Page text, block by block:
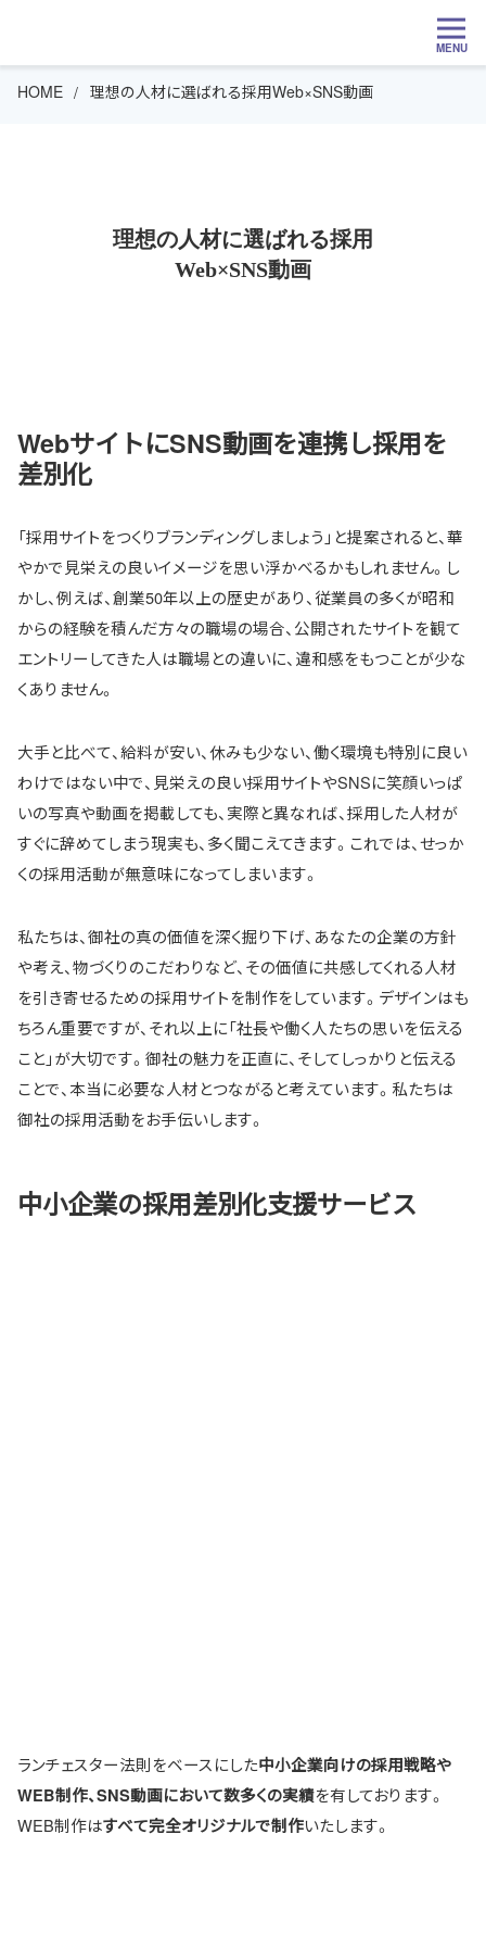
MENU
HOME 理想の人材に選ばれる採用Web×SNS動画
理想の人材に選ばれる採用
Web×SNS動画
WebサイトにSNS動画を連携し採用を
差別化
「採用サイトをつくりブランディングしましょう」と提案されると、華
やかで見栄えの良いイメージを思い浮かべるかもしれません。し
かし、例えば、創業50年以上の歴史があり、従業員の多くが昭和
からの経験を積んだ方々の職場の場合、公開されたサイトを観て
エントリーしてきた人は職場との違いに、違和感をもつことが少な
くありません。
大手と比べて、給料が安い、休みも少ない、働く環境も特別に良い
わけではない中で、見栄えの良い採用サイトやSNSに笑顔いっぱ
いの写真や動画を掲載しても、実際と異なれば、採用した人材が
すぐに辞めてしまう現実も、多く聞こえてきます。これでは、せっか
くの採用活動が無意味になってしまいます。
私たちは、御社の真の価値を深く掘り下げ、あなたの企業の方針
や考え、物づくりのこだわりなど、その価値に共感してくれる人材
を引き寄せるための採用サイトを制作をしています。デザインはも
ちろん重要ですが、それ以上に「社長や働く人たちの思いを伝える
こと」が大切です。御社の魅力を正直に、そしてしっかりと伝える
ことで、本当に必要な人材とつながると考えています。私たちは
御社の採用活動をお手伝いします。
中小企業の採用差別化支援サービス
ランチェスター法則をベースにした中小企業向けの採用戦略や
WEB制作、SNS動画において数多くの実績を有しております。
WEB制作はすべて完全オリジナルで制作いたします。